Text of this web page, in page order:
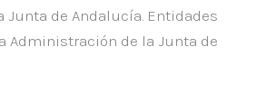
de Andalucía. Entidades
Administración de la Junta de